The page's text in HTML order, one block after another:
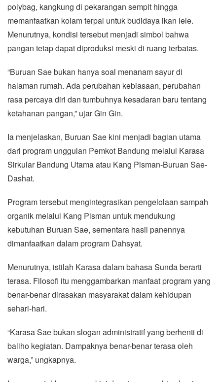
polybag, kangkung di pekarangan sempit hingga
memanfaatkan kolam terpal untuk budidaya ikan lele.
Menurutnya, kondisi tersebut menjadi simbol bahwa
pangan tetap dapat diproduksi meski di ruang terbatas.
“Buruan Sae bukan hanya soal menanam sayur di
halaman rumah. Ada perubahan kebiasaan, perubahan
rasa percaya diri dan tumbuhnya kesadaran baru tentang
ketahanan pangan,” ujar Gin Gin.
Ia menjelaskan, Buruan Sae kini menjadi bagian utama
dari program unggulan Pemkot Bandung melalui Karasa
Sirkular Bandung Utama atau Kang Pisman-Buruan Sae-
Dashat.
Program tersebut mengintegrasikan pengelolaan sampah
organik melalui Kang Pisman untuk mendukung
kebutuhan Buruan Sae, sementara hasil panennya
dimanfaatkan dalam program Dahsyat.
Menurutnya, istilah Karasa dalam bahasa Sunda berarti
terasa. Filosofi itu menggambarkan manfaat program yang
benar-benar dirasakan masyarakat dalam kehidupan
sehari-hari.
“Karasa Sae bukan slogan administratif yang berhenti di
baliho kegiatan. Dampaknya benar-benar terasa oleh
warga,” ungkapnya.